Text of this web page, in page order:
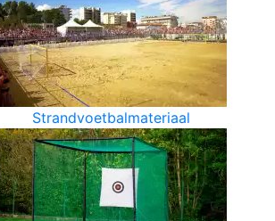
Strandvoetbalmateriaal